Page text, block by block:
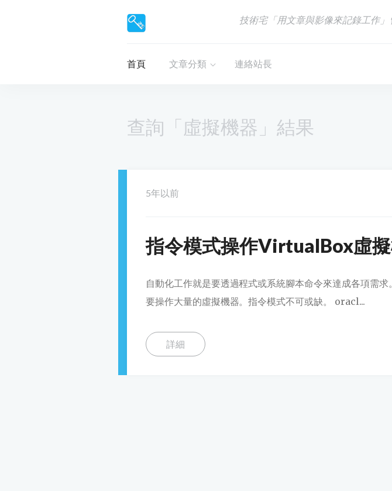
技術宅「用文章與影像來記錄工作」
首頁 文章分類 連絡站長
查詢「虛擬機器」結果
5年以前
指令模式操作VirtualBox虛
自動化工作就是要透過程式或系統腳本命令來達成各項需求
要操作大量的虛擬機器。指令模式不可或缺。 oracl...
詳細